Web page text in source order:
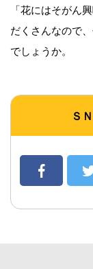
「花にはそがん
だくさんなので
でしょうか。
Ｓ